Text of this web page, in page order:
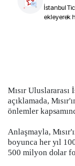
İstanbul
ekleyerek
Mısır Uluslararası
açıklamada,
önlemler
Anlaşmayla,
boyunca her yıl
500 milyon dolar